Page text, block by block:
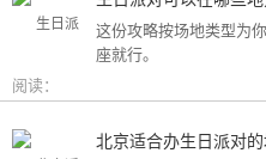
这份攻略按场地类型为
座就行。
阅读：
北京适合办生日派对